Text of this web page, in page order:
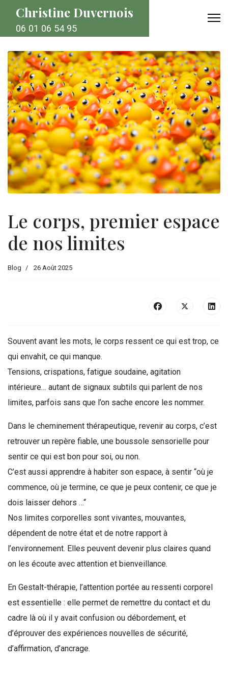
Christine Duvernois
06 01 06 54 95
Le corps, premier espace
de nos limites
Blog 26 Août 2025
Souvent avant les mots, le corps ressent ce qui est trop, ce
qui envahit, ce qui manque.
Tensions, crispations, fatigue soudaine, agitation
intérieure… autant de signaux subtils qui parlent de nos
limites, parfois sans que l’on sache encore les nommer.
Dans le cheminement thérapeutique, revenir au corps, c’est
retrouver un repère fiable, une boussole sensorielle pour
sentir ce qui est bon pour soi, ou non.
C’est aussi apprendre à habiter son espace, à sentir “où je
commence, où je termine, ce que je peux contenir, ce que je
dois laisser dehors …“
Nos limites corporelles sont vivantes, mouvantes,
dépendent de notre état et de notre rapport à
l’environnement. Elles peuvent devenir plus claires quand
on les écoute avec attention et bienveillance.
En Gestalt-thérapie, l’attention portée au ressenti corporel
est essentielle : elle permet de remettre du contact et du
cadre là où il y avait confusion ou débordement, et
d’éprouver des expériences nouvelles de sécurité,
d’affirmation, d’ancrage.